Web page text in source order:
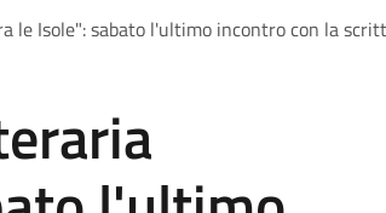
le Isole": sabato l'ultimo incontro con la